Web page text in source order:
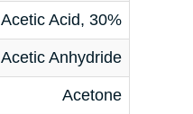
Acetic Acid, 30%
Acetic Anhydride
Acetone